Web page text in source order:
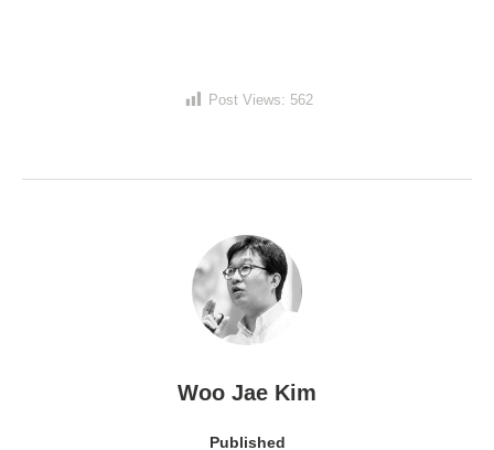
Post Views: 562
Woo Jae Kim
Published